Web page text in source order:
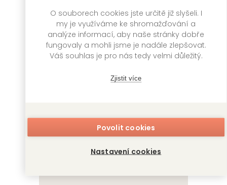
O souborech cookies jste určitě již slyšeli. I
my je využíváme ke shromažďování a
analýze informací, aby naše stránky dobře
fungovaly a mohli jsme je nadále zlepšovat.
Váš souhlas je pro nás tedy velmi důležitý.
Zjistit více
Povolit cookies
Nastavení cookies
Kakegurui: Blázni
do hazardu 7
Homura Kawamoto,
Toru Naomura
Sirotčinec u jezera
Daniel G. Miller
VENDETA
Skladem 399Kč